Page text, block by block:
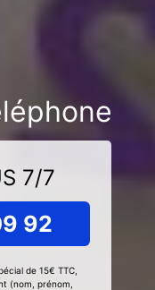
7/7
92
de 15€ TTC,
(nom, prénom,